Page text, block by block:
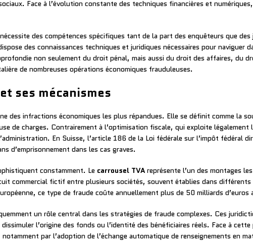
Face à l’évolution constante des techniques financières et
des compétences spécifiques tant de la part des enquêteurs que
des connaissances techniques et juridiques nécessaires pour naviguer
non seulement du droit pénal, mais aussi du droit des affaires,
de nombreuses opérations économiques frauduleuses.
ses mécanismes
des infractions économiques les plus répandues. Elle se définit comme la
de charges. Contrairement à l’optimisation fiscale, qui exploite
En Suisse, l’article 186 de la Loi fédérale sur l’impôt fédéral
d’emprisonnement dans les cas graves.
constamment. Le carrousel TVA représente l’un des montages
commercial fictif entre plusieurs sociétés, souvent établies dans
ce type de fraude coûte annuellement plus de 50 milliards d’euros
un rôle central dans les stratégies de fraude complexes. Ces
l’origine des fonds ou l’identité des bénéficiaires réels. Face à
par l’adoption de l’échange automatique de renseignements en